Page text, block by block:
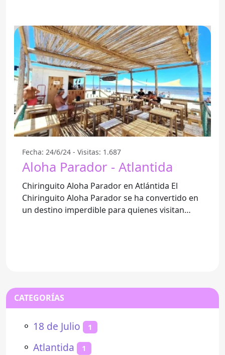
Fecha: 24/6/24 - Visitas: 1.687
Aloha Parador - Atlantida
Chiringuito Aloha Parador en Atlántida El
Chiringuito Aloha Parador se ha convertido en
un destino imperdible para quienes visitan
CATEGORÍAS
⚬ 18 de Julio 1
⚬ Atlantida 1